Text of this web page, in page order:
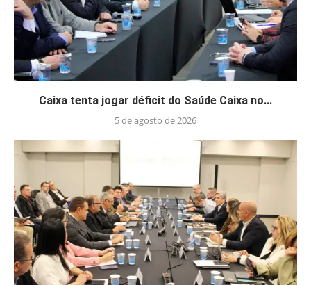
Caixa tenta jogar déficit do Saúde Caixa no...
5 de agosto de 2026